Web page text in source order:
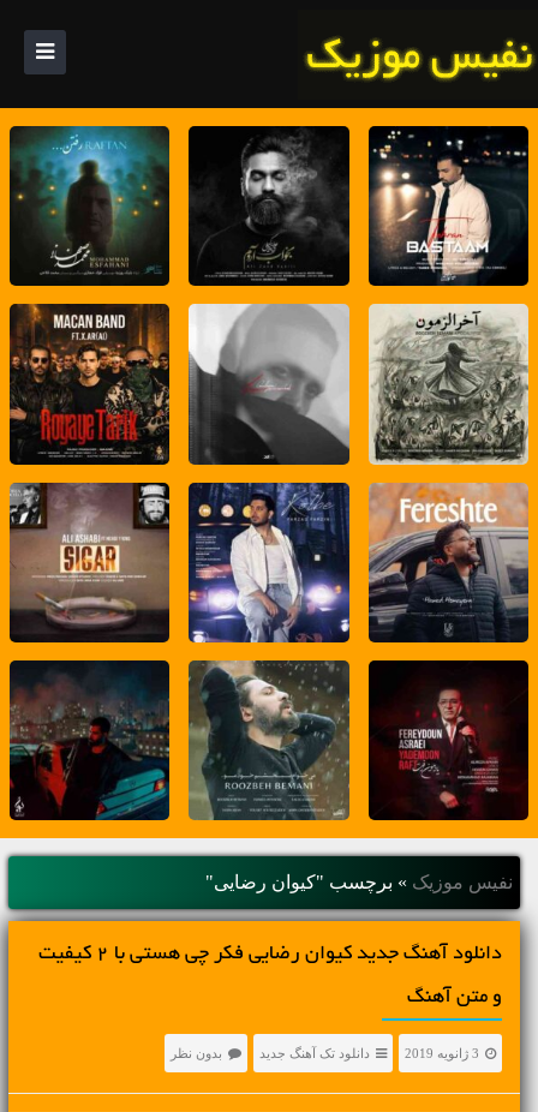
نفیس موزیک » برچسب "کیوان رضایی"
دانلود آهنگ جديد کیوان رضایی فکر چی هستی با 2 کیفیت
و متن آهنگ
3 ژانویه 2019 دانلود تک آهنگ جدید بدون نظر